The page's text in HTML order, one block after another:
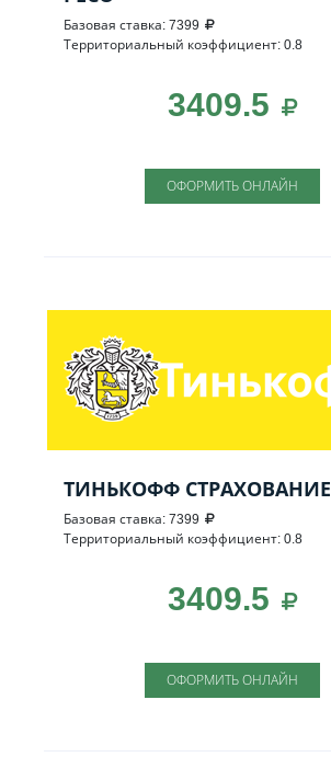
Базовая ставка: 7399
Территориальный коэффициент: 0.8
3409.5
ОФОРМИТЬ ОНЛАЙН
ТИНЬКОФФ СТРАХОВАНИЕ
Базовая ставка: 7399
Территориальный коэффициент: 0.8
3409.5
ОФОРМИТЬ ОНЛАЙН